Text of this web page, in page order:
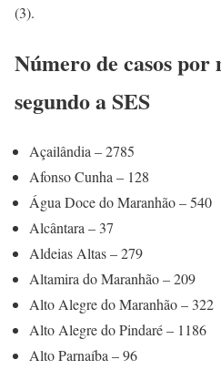
(3).
Número de casos
segundo a SES
Açailândia – 2785
Afonso Cunha – 128
Água Doce do Maranhão – 540
Alcântara – 37
Aldeias Altas – 279
Altamira do Maranhão – 209
Alto Alegre do Maranhão – 322
Alto Alegre do Pindaré – 1186
Alto Parnaíba – 96